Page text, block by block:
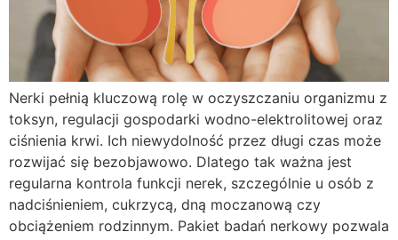
Nerki pełnią kluczową rolę w oczyszczaniu organizmu z
toksyn, regulacji gospodarki wodno-elektrolitowej oraz
ciśnienia krwi. Ich niewydolność przez długi czas może
rozwijać się bezobjawowo. Dlatego tak ważna jest
regularna kontrola funkcji nerek, szczególnie u osób z
nadciśnieniem, cukrzycą, dną moczanową czy
obciążeniem rodzinnym. Pakiet badań nerkowy pozwala